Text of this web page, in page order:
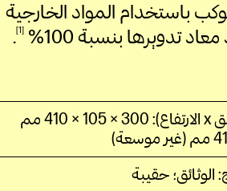
باستخدام المواد الخارجية
تدويرها بنسبة 100%
1
.
أدنى الأبعاد (العرض x العمق x الارتفاع): 300 × 105 × 410 مم
حقيبة